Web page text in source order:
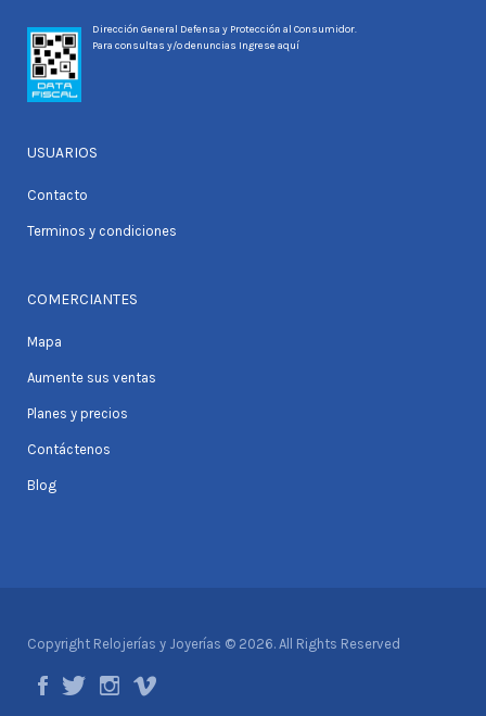
Dirección General Defensa y Protección al Consumidor.
Para consultas y/o denuncias Ingrese aquí
USUARIOS
Contacto
Terminos y condiciones
COMERCIANTES
Mapa
Aumente sus ventas
Planes y precios
Contáctenos
Blog
Copyright Relojerías y Joyerías © 2026. All Rights Reserved